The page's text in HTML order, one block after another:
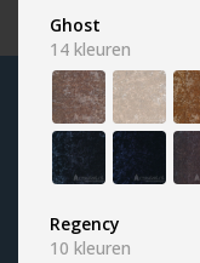
Ghost
14 kleuren
Regency
10 kleuren
NIEUWSBRIEF
Naam
adres